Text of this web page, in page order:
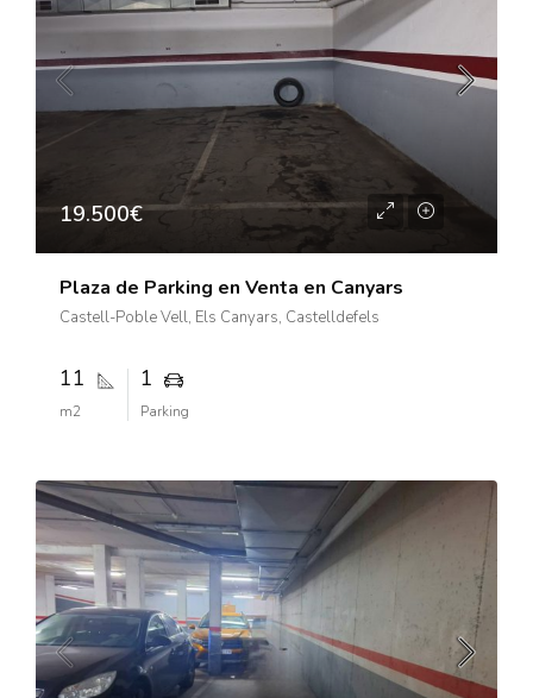
19.500€
Plaza de Parking en Venta en Canyars
Castell-Poble Vell, Els Canyars, Castelldefels
11
m2
1
Parking